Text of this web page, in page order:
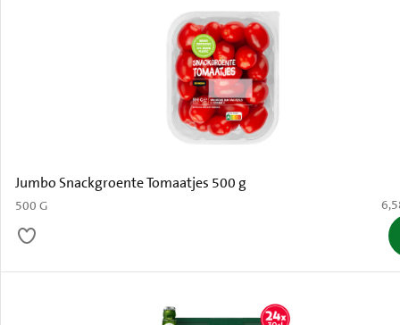
Jumbo Snackgroente Tomaatjes 500 g
500 G €